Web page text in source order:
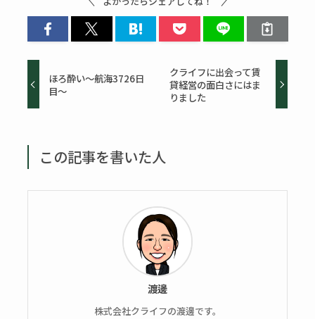
ほろ酔い～航海3726日
目～
クライフに出会って賃
貸経営の面白さにはま
りました
この記事を書いた人
渡邊
株式会社クライフの渡邊です。